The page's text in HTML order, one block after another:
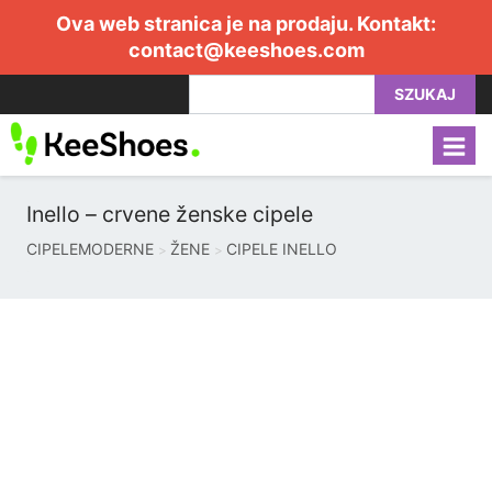
Ova web stranica je na prodaju. Kontakt:
contact@keeshoes.com
SZUKAJ
Inello – crvene ženske cipele
CIPELEMODERNE ŽENE CIPELE INELLO